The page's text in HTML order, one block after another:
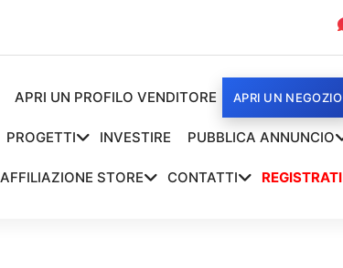
APRI UN PROFILO VENDITORE APRI UN NEGOZIO
PROGETTI INVESTIRE PUBBLICA ANNUNCIO
AFFILIAZIONE STORE CONTATTI REGISTRATI